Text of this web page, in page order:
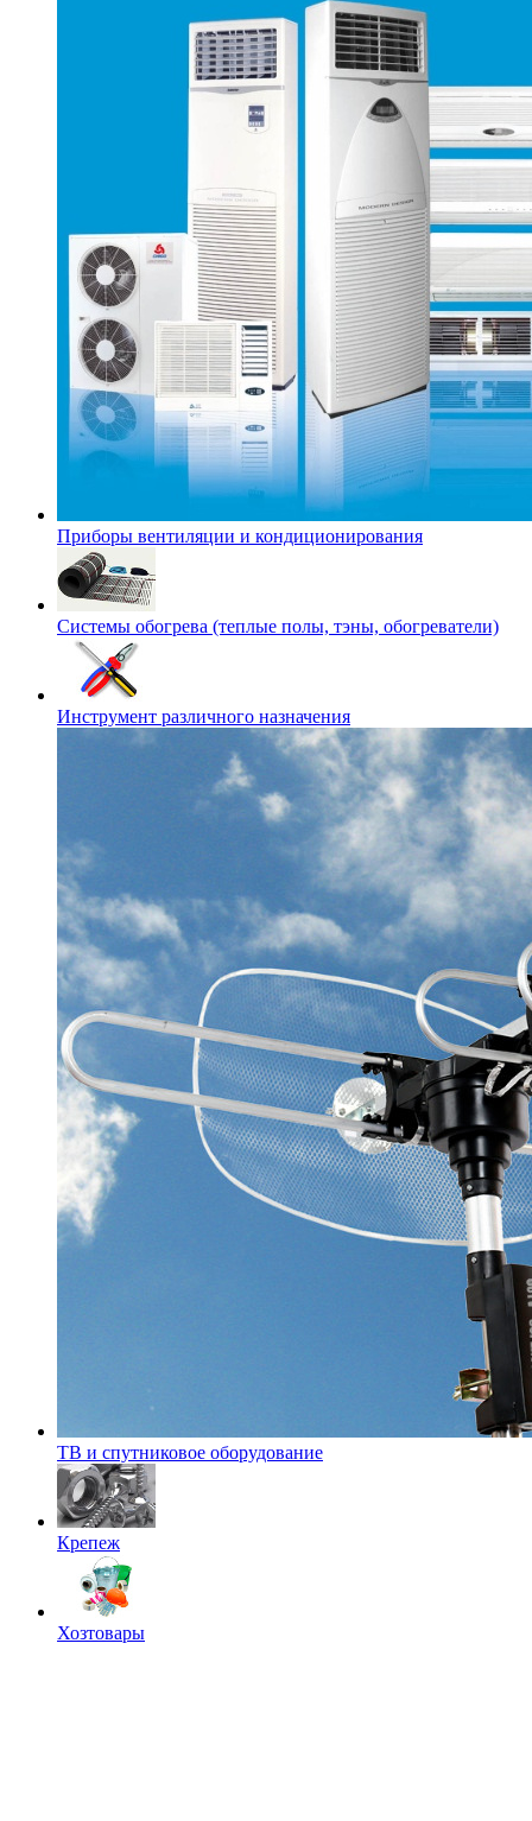
Приборы вентиляции и кондиционирования
Системы обогрева (теплые полы, тэны, обогреватели)
Инструмент различного назначения
ТВ и спутниковое оборудование
Крепеж
Хозтовары